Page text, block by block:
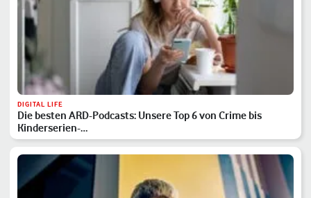
DIGITAL LIFE
Die besten ARD-Podcasts: Unsere Top 6 von Crime bis
Kinderserien-…